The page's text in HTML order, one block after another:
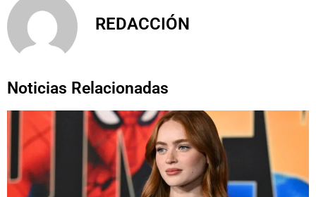
REDACCIÓN
Noticias Relacionadas